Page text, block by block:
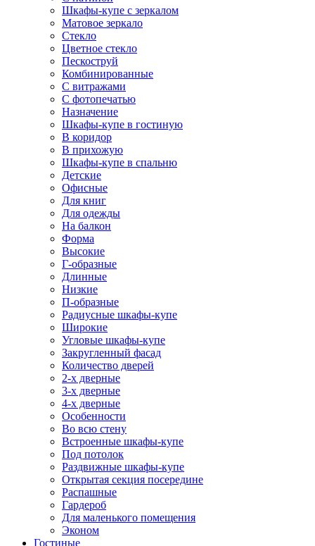
Шкафы-купе с зеркалом
Матовое зеркало
Стекло
Цветное стекло
Пескоструй
Комбинированные
С витражами
С фотопечатью
Назначение
Шкафы-купе в гостиную
В коридор
В прихожую
Шкафы-купе в спальню
Детские
Офисные
Для книг
Для одежды
На балкон
Форма
Высокие
Г-образные
Длинные
Низкие
П-образные
Радиусные шкафы-купе
Широкие
Угловые шкафы-купе
Закругленный фасад
Количество дверей
2-х дверные
3-х дверные
4-х дверные
Особенности
Во всю стену
Встроенные шкафы-купе
Под потолок
Раздвижные шкафы-купе
Открытая секция посередине
Распашные
Гардероб
Для маленького помещения
Эконом
Гостиные